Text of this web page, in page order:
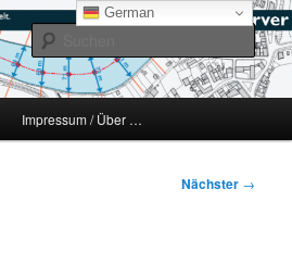
Impressum / Über …
Nächster →
German